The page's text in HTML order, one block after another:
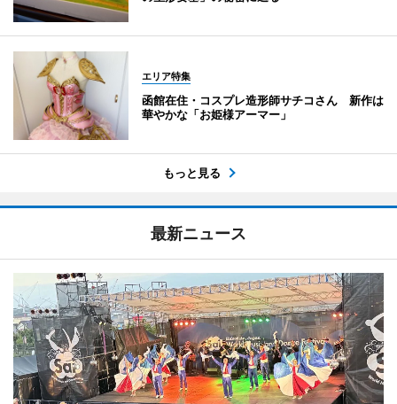
エリア特集
函館在住・コスプレ造形師サチコさん 新作は
華やかな「お姫様アーマー」
もっと見る
最新ニュース